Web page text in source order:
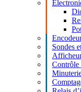
Sondes
Contrôle